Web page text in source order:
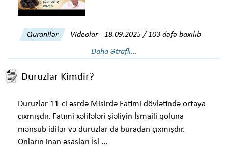
Quranilər Videolar- 18.09.2025 / 103 dəfə baxılıb
Daha Ətraflı...
Duruzlar Kimdir?
Duruzlar 11-ci əsrdə Misirdə Fatimi dövlətində ortaya
çıxmışdır. Fatımi xəlifələri şiəliyin İsmaili qoluna
mənsub idilər və duruzlar da buradan çıxmışdır.
Onların inan əsasları İsl ...